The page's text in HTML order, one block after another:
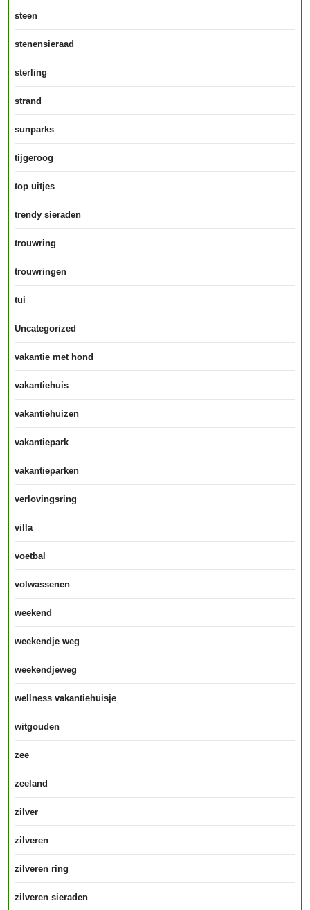
steen
stenensieraad
sterling
strand
sunparks
tijgeroog
top uitjes
trendy sieraden
trouwring
trouwringen
tui
Uncategorized
vakantie met hond
vakantiehuis
vakantiehuizen
vakantiepark
vakantieparken
verlovingsring
villa
voetbal
volwassenen
weekend
weekendje weg
weekendjeweg
wellness vakantiehuisje
witgouden
zee
zeeland
zilver
zilveren
zilveren ring
zilveren sieraden